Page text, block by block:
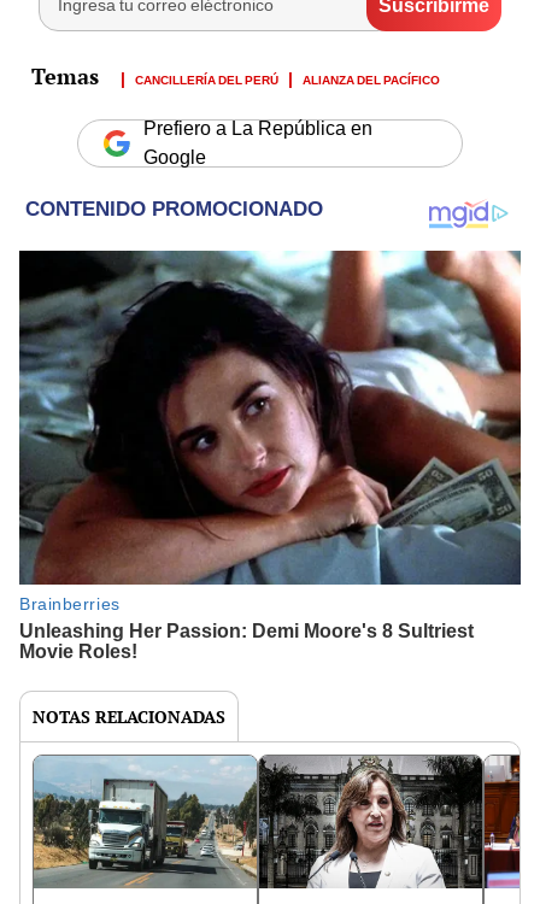
CANCILLERÍA DEL PERÚ ALIANZA DEL PACÍFICO
Prefiero a La República en
Google
NOTAS RELACIONADAS